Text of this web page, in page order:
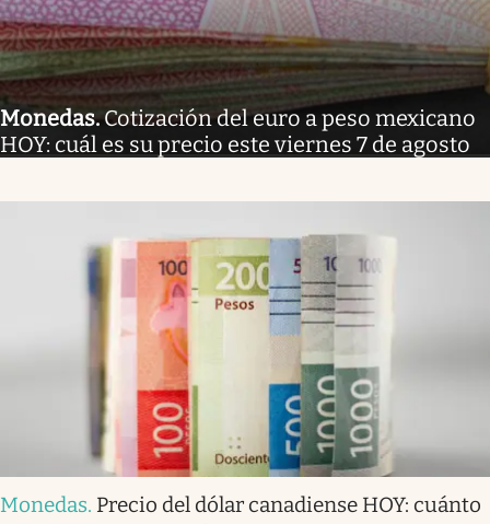
Monedas.Cotización del euro a peso mexicano
HOY: cuál es su precio este viernes 7 de agosto
Monedas. Precio del dólar canadiense HOY: cuánto